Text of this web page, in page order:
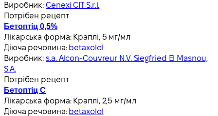
Виробник:Cenexi CIT S.r.l.
Потрібен рецепт
Бетоптіц 0,5%
Лікарська форма: Краплі, 5 мг/мл
Діюча речовина: betaxolol
Виробник:s.a. Alcon-Couvreur N.V. Siegfried El Masnou,
S.A.
Потрібен рецепт
Бетоптіц С
Лікарська форма: Краплі, 2,5 мг/мл
Діюча речовина: betaxolol